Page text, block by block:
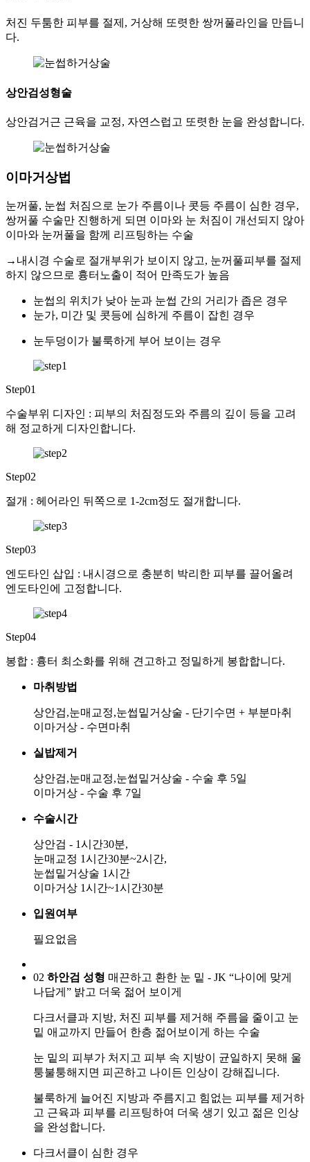
처진 두툼한 피부를 절제, 거상해 또렷한 쌍꺼풀라인을 만듭니
다.
상안검성형술
상안검거근 근육을 교정, 자연스럽고 또렷한 눈을 완성합니다.
이마거상법
눈꺼풀, 눈썹 처짐으로 눈가 주름이나 콧등 주름이 심한 경우,
쌍꺼풀 수술만 진행하게 되면 이마와 눈 처짐이 개선되지 않아
이마와 눈꺼풀을 함께 리프팅하는 수술
→내시경 수술로 절개부위가 보이지 않고, 눈꺼풀피부를 절제
하지 않으므로 흉터노출이 적어 만족도가 높음
눈썹의 위치가 낮아 눈과 눈썹 간의 거리가 좁은 경우
눈가, 미간 및 콧등에 심하게 주름이 잡힌 경우
눈두덩이가 불룩하게 부어 보이는 경우
Step01
수술부위 디자인 : 피부의 처짐정도와 주름의 깊이 등을 고려
해 정교하게 디자인합니다.
Step02
절개 : 헤어라인 뒤쪽으로 1-2cm정도 절개합니다.
Step03
엔도타인 삽입 : 내시경으로 충분히 박리한 피부를 끌어올려
엔도타인에 고정합니다.
Step04
봉합 : 흉터 최소화를 위해 견고하고 정밀하게 봉합합니다.
마취방법
상안검,눈매교정,눈썹밑거상술 - 단기수면 + 부분마취
이마거상 - 수면마취
실밥제거
상안검,눈매교정,눈썹밑거상술 - 수술 후 5일
이마거상 - 수술 후 7일
수술시간
상안검 - 1시간30분,
눈매교정 1시간30분~2시간,
눈썹밑거상술 1시간
이마거상 1시간~1시간30분
입원여부
필요없음
02 하안검 성형 매끈하고 환한 눈 밑 - JK “나이에 맞게
나답게” 밝고 더욱 젊어 보이게
다크서클과 지방, 처진 피부를 제거해 주름을 줄이고 눈
밑 애교까지 만들어 한층 젊어보이게 하는 수술
눈 밑의 피부가 처지고 피부 속 지방이 균일하지 못해 울
퉁불퉁해지면 피곤하고 나이든 인상이 강해집니다.
불룩하게 늘어진 지방과 주름지고 힘없는 피부를 제거하
고 근육과 피부를 리프팅하여 더욱 생기 있고 젊은 인상
을 완성합니다.
다크서클이 심한 경우